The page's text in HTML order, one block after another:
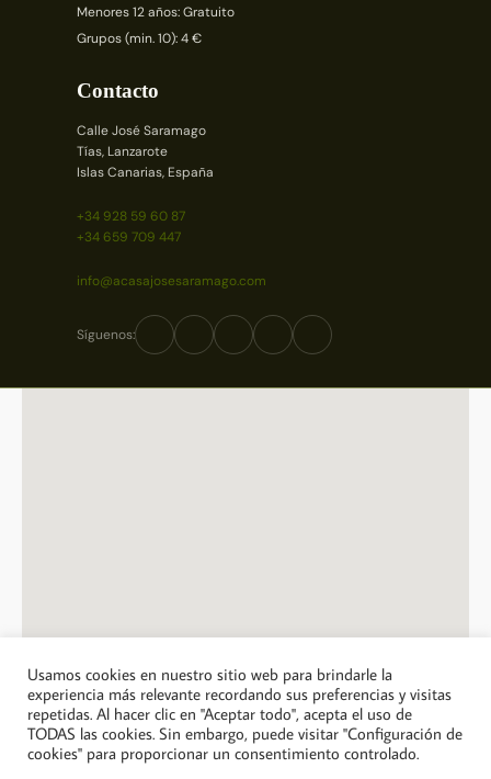
Menores 12 años: Gratuito
Grupos (min. 10): 4 €
Contacto
Calle José Saramago
Tías, Lanzarote
Islas Canarias, España
+34 928 59 60 87
+34 659 709 447
info@acasajosesaramago.com
Síguenos:
© 2026 A Casa Jose Saramago. Todos los derechos reservados.
Política de privacidad
Usamos cookies en nuestro sitio web para brindarle la
experiencia más relevante recordando sus preferencias y visitas
repetidas. Al hacer clic en "Aceptar todo", acepta el uso de
TODAS las cookies. Sin embargo, puede visitar "Configuración de
cookies" para proporcionar un consentimiento controlado.